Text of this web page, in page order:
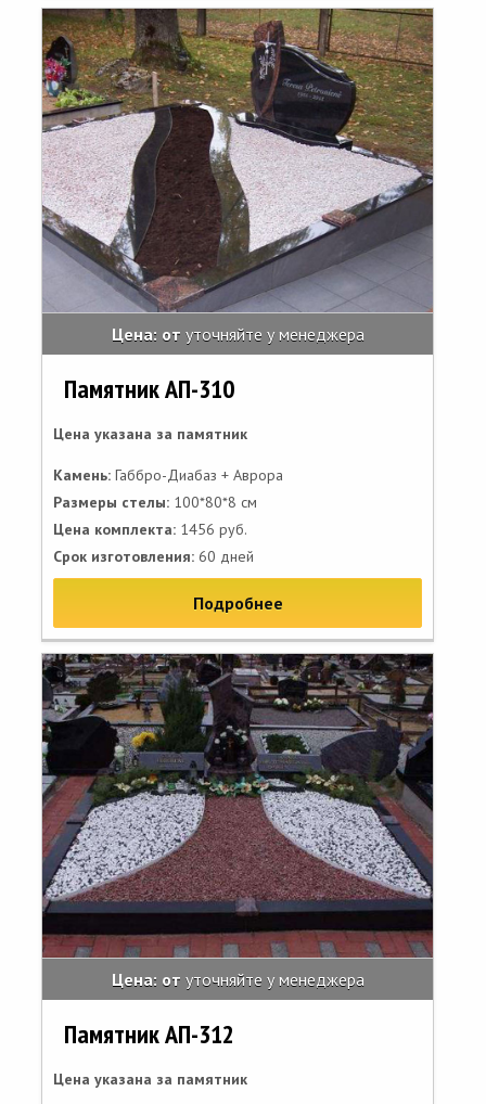
Цена: от уточняйте у менеджера
Памятник АП-310
Цена указана за памятник
Камень: Габбро-Диабаз + Аврора
Размеры стелы: 100*80*8 см
Цена комплекта: 1456 руб.
Срок изготовления: 60 дней
Подробнее
Цена: от уточняйте у менеджера
Памятник АП-312
Цена указана за памятник